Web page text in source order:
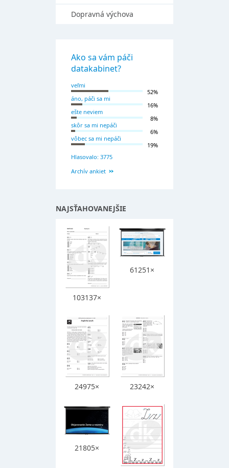
Dopravná výchova
Ako sa vám páči
datakabinet?
veľmi
52%
áno, páči sa mi
16%
ešte neviem
8%
skôr sa mi nepáči
6%
vôbec sa mi nepáči
19%
Hlasovalo: 3775
Archív ankiet
NAJSŤAHOVANEJŠIE
103137×
61251×
24975× 23242×
21805×